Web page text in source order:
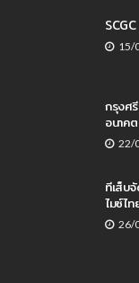
15/
กรุงศ
อนาคต
22/
ทีเส็บ
ไมซ์ไท
26/